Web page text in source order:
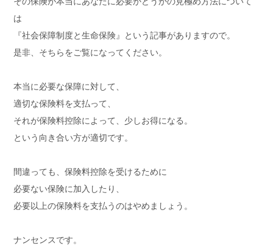
は
『社会保障制度と生命保険』という記事がありますので。
是非、そちらをご覧になってください。
本当に必要な保障に対して、
適切な保険料を支払って、
それが保険料控除によって、少しお得になる。
という向き合い方が適切です。
間違っても、保険料控除を受けるために
必要ない保険に加入したり、
必要以上の保険料を支払うのはやめましょう。
ナンセンスです。